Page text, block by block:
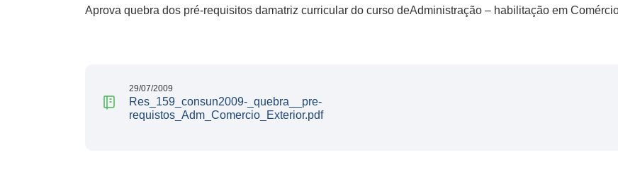
Aprova quebra dos pré-requisitos damatriz curricular do curso deAdministração – habilitação em
29/07/2009
Res_159_consun2009-_quebra__pre-
requistos_Adm_Comercio_Exterior.pdf